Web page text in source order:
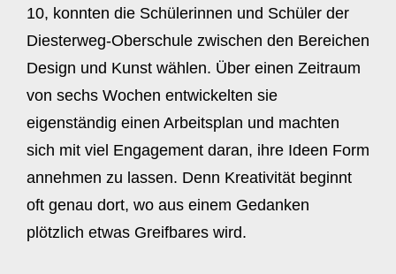
10, konnten die Schülerinnen und Schüler der
Diesterweg-Oberschule zwischen den Bereichen
Design und Kunst wählen. Über einen Zeitraum
von sechs Wochen entwickelten sie
eigenständig einen Arbeitsplan und machten
sich mit viel Engagement daran, ihre Ideen Form
annehmen zu lassen. Denn Kreativität beginnt
oft genau dort, wo aus einem Gedanken
plötzlich etwas Greifbares wird.